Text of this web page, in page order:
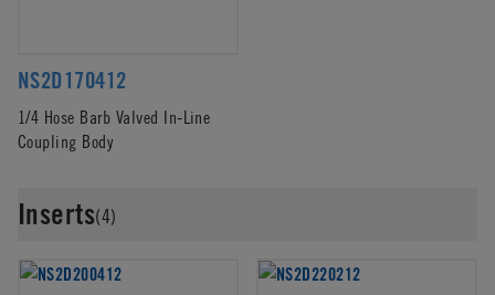
NS2D170412
1/4 Hose Barb Valved In-Line
Coupling Body
Inserts(4)